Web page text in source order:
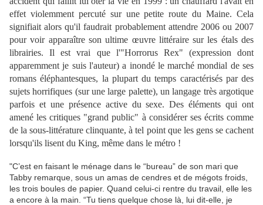
effet violemment percuté sur une petite route du Maine. Cela
signifiait alors qu'il faudrait probablement attendre 2006 ou 2007
pour voir apparaître son ultime œuvre littéraire sur les étals des
librairies. Il est vrai que l'"Horrorus Rex" (expression dont
apparemment je suis l'auteur) a inondé le marché mondial de ses
romans éléphantesques, la plupart du temps caractérisés par des
sujets horrifiques (sur une large palette), un langage très argotique
parfois et une présence active du sexe. Des éléments qui ont
amené les critiques "grand public" à considérer ses écrits comme
de la sous-littérature clinquante, à tel point que les gens se cachent
lorsqu'ils lisent du King, même dans le métro !
"C’est en faisant le ménage dans le “bureau” de son mari que
Tabby remarque, sous un amas de cendres et de mégots froids,
les trois boules de papier. Quand celui-ci rentre du travail, elle les
a encore à la main. “Tu tiens quelque chose là, lui dit-elle, je